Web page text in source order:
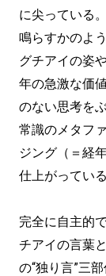
に尖っている
鳴らすかのよ
グチアイの姿
年の急激な価
のない思考を
常識のメタフ
ジング（＝経
仕上がっている
完全に自主的
チアイの言葉
の“独り言”三